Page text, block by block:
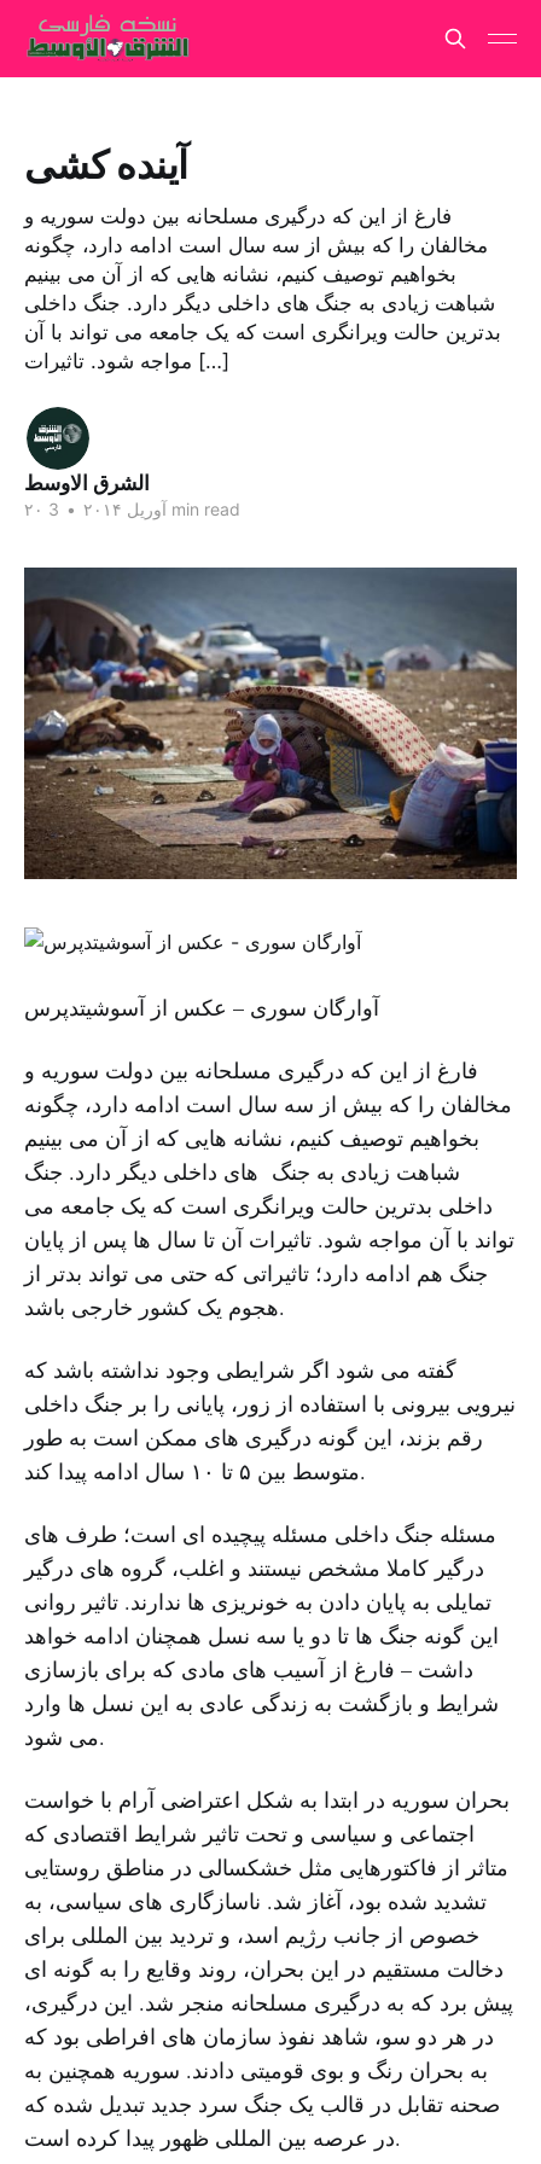
آینده کشی
فارغ از این که درگیری مسلحانه بین دولت سوریه و
مخالفان را که بیش از سه سال است ادامه دارد، چگونه
بخواهیم توصیف کنیم، نشانه هایی که از آن می بینیم
شباهت زیادی به جنگ های داخلی دیگر دارد. جنگ داخلی
بدترین حالت ویرانگری است که یک جامعه می تواند با آن
مواجه شود. تاثیرات […]
الشرق الاوسط
۲۰ آوریل ۲۰۱۴ • 3 min read
آوارگان سوری – عکس از آسوشیتدپرس
فارغ از این که درگیری مسلحانه بین دولت سوریه و
مخالفان را که بیش از سه سال است ادامه دارد، چگونه
بخواهیم توصیف کنیم، نشانه هایی که از آن می بینیم
شباهت زیادی به جنگ های داخلی دیگر دارد. جنگ
داخلی بدترین حالت ویرانگری است که یک جامعه می
تواند با آن مواجه شود. تاثیرات آن تا سال ها پس از پایان
جنگ هم ادامه دارد؛ تاثیراتی که حتی می تواند بدتر از
هجوم یک کشور خارجی باشد.
گفته می شود اگر شرایطی وجود نداشته باشد که
نیرویی بیرونی با استفاده از زور، پایانی را بر جنگ داخلی
رقم بزند، این گونه درگیری های ممکن است به طور
متوسط بین ۵ تا ۱۰ سال ادامه پیدا کند.
مسئله جنگ داخلی مسئله پیچیده ای است؛ طرف های
درگیر کاملا مشخص نیستند و اغلب، گروه های درگیر
تمایلی به پایان دادن به خونریزی ها ندارند. تاثیر روانی
این گونه جنگ ها تا دو یا سه نسل همچنان ادامه خواهد
داشت – فارغ از آسیب های مادی که برای بازسازی
شرایط و بازگشت به زندگی عادی به این نسل ها وارد
می شود.
بحران سوریه در ابتدا به شکل اعتراضی آرام با خواست
اجتماعی و سیاسی و تحت تاثیر شرایط اقتصادی که
متاثر از فاکتورهایی مثل خشکسالی در مناطق روستایی
تشدید شده بود، آغاز شد. ناسازگاری های سیاسی، به
خصوص از جانب رژیم اسد، و تردید بین المللی برای
دخالت مستقیم در این بحران، روند وقایع را به گونه ای
پیش برد که به درگیری مسلحانه منجر شد. این درگیری،
در هر دو سو، شاهد نفوذ سازمان های افراطی بود که
به بحران رنگ و بوی قومیتی دادند. سوریه همچنین به
صحنه تقابل در قالب یک جنگ سرد جدید تبدیل شده که
در عرصه بین المللی ظهور پیدا کرده است.